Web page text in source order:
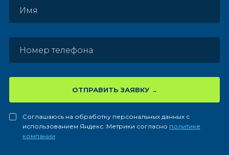
ОТПРАВИТЬ ЗАЯВКУ
Соглашаюсь на обработку персональных данных с
использованием Яндекс. Метрики согласно политике
компании